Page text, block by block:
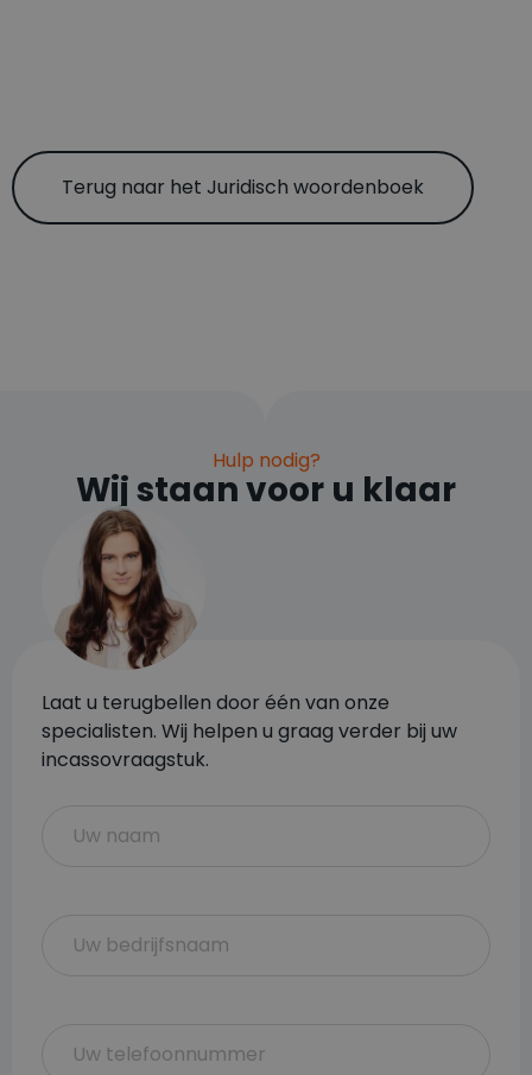
Terug naar het Juridisch woordenboek
Hulp nodig?
Wij staan voor u klaar
Laat u terugbellen door één van onze
specialisten. Wij helpen u graag verder bij uw
incassovraagstuk.